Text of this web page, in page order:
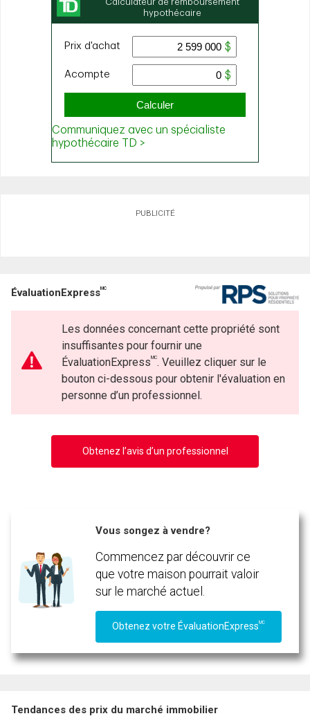
PUBLICITÉ
ÉvaluationExpressMC
Les données concernant cette propriété sont
insuffisantes pour fournir une
ÉvaluationExpressMC. Veuillez cliquer sur le
bouton ci-dessous pour obtenir l'évaluation en
personne d’un professionnel.
Obtenez l’avis d’un professionnel
Vous songez à vendre?
Commencez par découvrir ce
que votre maison pourrait valoir
sur le marché actuel.
Obtenez votre ÉvaluationExpressMC
Tendances des prix du marché immobilier